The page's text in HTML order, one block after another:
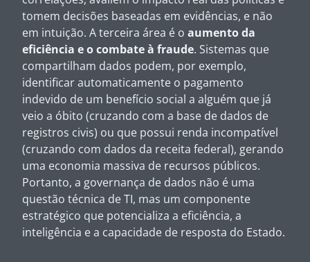
tomem decisões baseadas em evidências, e não
em intuição. A terceira área é o aumento da
eficiência e o combate à fraude. Sistemas que
compartilham dados podem, por exemplo,
identificar automaticamente o pagamento
indevido de um benefício social a alguém que já
veio a óbito (cruzando com a base de dados de
registros civis) ou que possui renda incompatível
(cruzando com dados da receita federal), gerando
uma economia massiva de recursos públicos.
Portanto, a governança de dados não é uma
questão técnica de TI, mas um componente
estratégico que potencializa a eficiência, a
inteligência e a capacidade de resposta do Estado.